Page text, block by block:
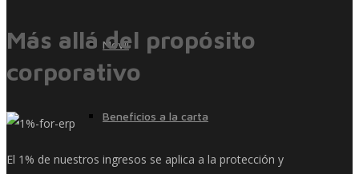
Móvil
Beneficios a la carta
Más allá del propósito
corporativo
El 1% de nuestros ingresos se aplica a la protección y